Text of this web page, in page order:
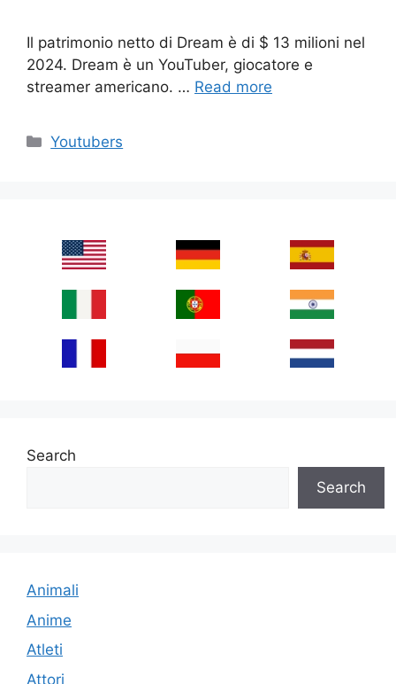
Il patrimonio netto di Dream è di $ 13 milioni nel
2024. Dream è un YouTuber, giocatore e
streamer americano. … Read more
Categories
Youtubers
Search
Search
Animali
Anime
Atleti
Attori